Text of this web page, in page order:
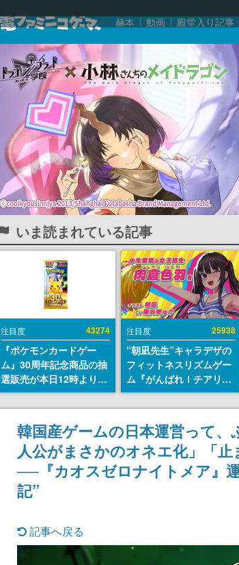
赫本 動画 殿堂入り記事
いま読まれている記事
注目度 43274
『ポケモンカードゲー
ム』30周年記念商品の抽
選販売が本日12時より開
始。拡張パック「30th
CELEBRATION」のボッ
クスに、「プレミアムデ
ッキセット エーフィ・ブ
ラッキー」
「FUTURISTIC BOX」の
注目度 25938
“朝凪先生”キャラデザの
フィットネスリズムゲー
ム『がんばれ！チアリズ
ム』Steamストアページ
が公開。キャラクターの
CVは陽向葵ゅかさん
韓国産ゲームの日本運営って
人公がまさかのオネエ化」「
──『カオスゼロナイトメア』
記”
記事へ戻る